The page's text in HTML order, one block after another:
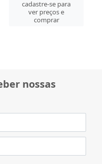
cadastre-se para
ver preços e
comprar
nossas